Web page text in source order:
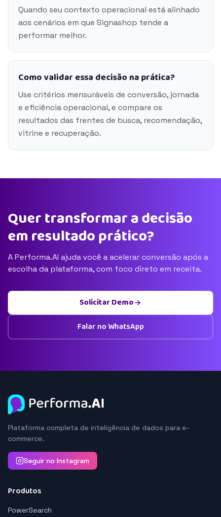
Quando seu contexto operacional está alinhado
aos cenários em que Signashop tende a
performar melhor.
Como validar essa decisão na prática?
Use critérios mensuráveis de conversão, jornada
e eficiência operacional, e compare os
resultados das frentes de busca, recomendação,
vitrine e recuperação.
Quer transformar a decisão
em resultado prático?
A Performa.AI ajuda você a acelerar conversão após a
escolha da plataforma, com foco direto em receita.
Solicitar Demo
Falar no WhatsApp
Plataforma completa de inteligência de dados para e-
commerce.
Seguir no Instagram
Produtos
PowerSearch